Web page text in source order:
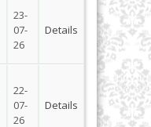
23-
07-
26
Details
22-
07-
26
Details